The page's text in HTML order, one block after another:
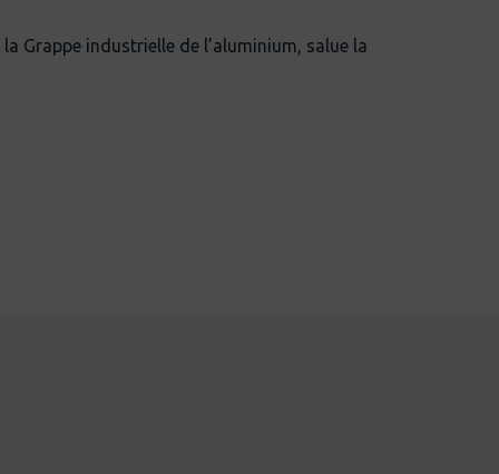
Grappe industrielle de l’aluminium, salue la